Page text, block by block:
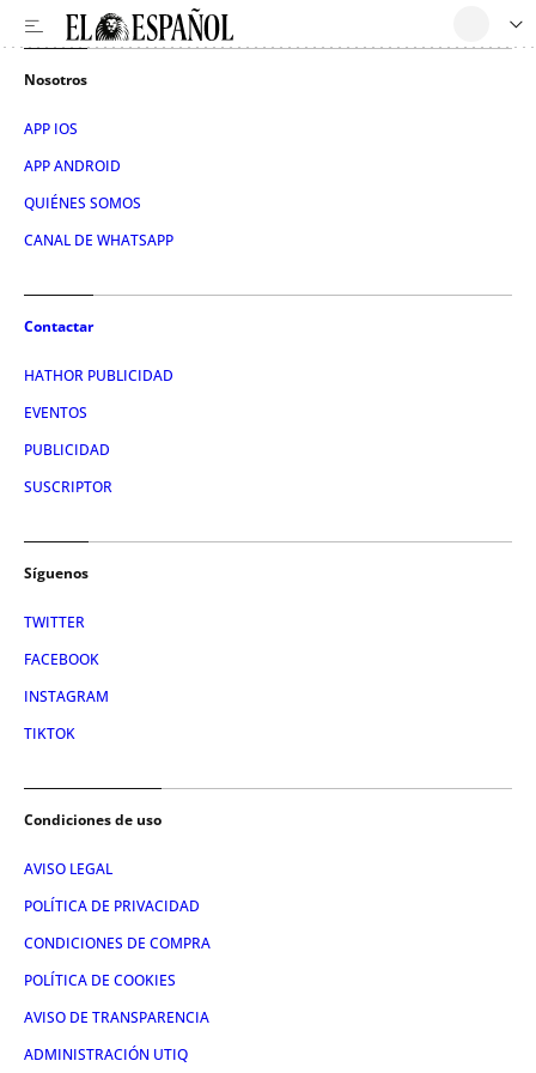
Nosotros
APP IOS
APP ANDROID
QUIÉNES SOMOS
CANAL DE WHATSAPP
Contactar
HATHOR PUBLICIDAD
EVENTOS
PUBLICIDAD
SUSCRIPTOR
Síguenos
TWITTER
FACEBOOK
INSTAGRAM
TIKTOK
Condiciones de uso
AVISO LEGAL
POLÍTICA DE PRIVACIDAD
CONDICIONES DE COMPRA
POLÍTICA DE COOKIES
AVISO DE TRANSPARENCIA
ADMINISTRACIÓN UTIQ